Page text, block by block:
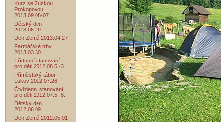
Kurz se Zuzkou
Prokopovou
2013.09.08-07
Dětský den
2013.06.29
Den Země 2013.04.27
Farmářské trhy
2013.03.30
Třídenní stanování
pro děti 2012.08.5.-3
Příměstský tábor
Lukov 2012.07.26
Čtyřdenní stanování
pro děti 2012.07.5.-8.
Dětský den
2012.06.09
Den Země 2012.05.01